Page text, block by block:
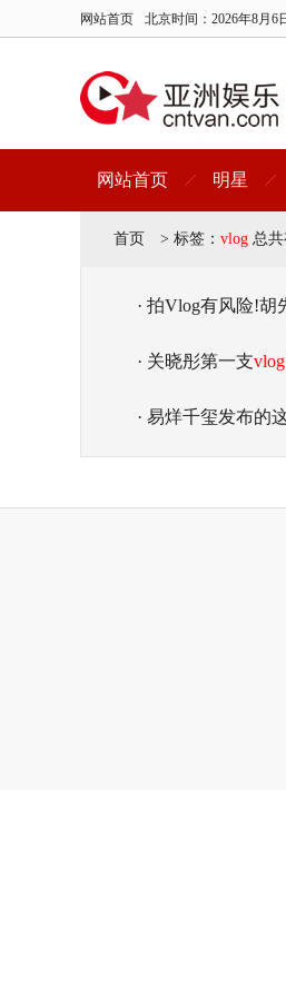
网站首页 北京时间： 2026年8月6
网站首页 明星
首页 > 标签： vlog 总
· 拍Vlog有风险!
· 关晓彤第一支vlog
· 易烊千玺发布的